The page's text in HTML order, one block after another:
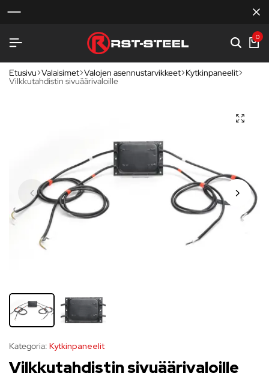
0
Etusivu Valaisimet Valojen asennustarvikkeet Kytkinpaneelit
Vilkkutahdistin sivuäärivaloille
Kategoria: Kytkinpaneelit
Vilkkutahdistin sivuäärivaloille